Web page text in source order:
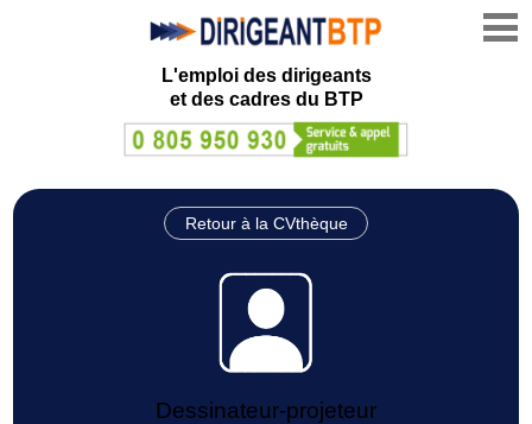
L'emploi des dirigeants
et des cadres du BTP
Retour à la CVthèque
Dessinateur-projeteur